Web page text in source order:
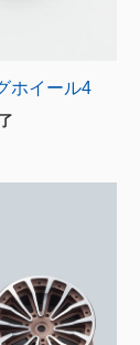
ホイール4